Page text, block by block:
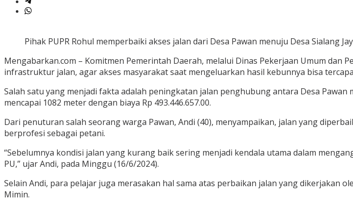
Pihak PUPR Rohul memperbaiki akses jalan dari Desa Pawan menuju Desa Sialang
Mengabarkan.com – Komitmen Pemerintah Daerah, melalui Dinas Pekerjaan Umum dan
infrastruktur jalan, agar akses masyarakat saat mengeluarkan hasil kebunnya bisa
Salah satu yang menjadi fakta adalah peningkatan jalan penghubung antara Desa
mencapai 1082 meter dengan biaya Rp 493.446.657.00.
Dari penuturan salah seorang warga Pawan, Andi (40), menyampaikan, jalan yang
berprofesi sebagai petani.
“Sebelumnya kondisi jalan yang kurang baik sering menjadi kendala utama dalam
PU,” ujar Andi, pada Minggu (16/6/2024).
Selain Andi, para pelajar juga merasakan hal sama atas perbaikan jalan yang dikerjakan
Mimin.